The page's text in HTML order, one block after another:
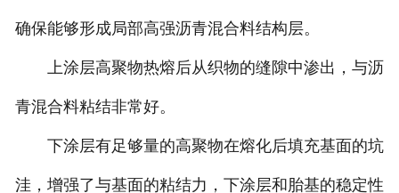
确保能够形成局部高强沥青混合料结构层。
上涂层高聚物热熔后从织物的缝隙中渗出，与沥
青混合料粘结非常好。
下涂层有足够量的高聚物在熔化后填充基面的坑
洼，增强了与基面的粘结力，下涂层和胎基的稳定性